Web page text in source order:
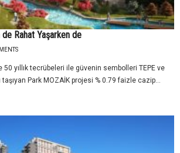
de Rahat Yaşarken de
yıllık tecrübeleri ile güvenin sembolleri TEPE ve
taşıyan Park MOZAİK projesi % 0.79 faizle cazip...